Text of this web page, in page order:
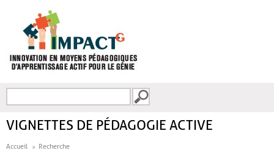
FORMULAIRE DE
VIGNETTES DE PÉDAGOGIE ACTIVE
Accueil Recherche